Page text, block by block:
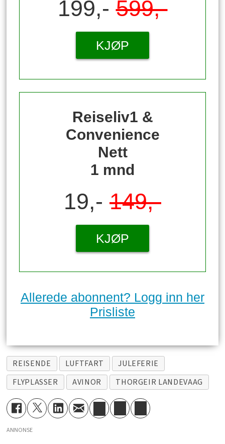
199,-599,-
KJØP
Reiseliv1 &
Convenience
Nett
1 mnd
19,- 149,-
KJØP
Allerede abonnent? Logg inn her
Prisliste
REISENDE LUFTFART
JULEFERIE
FLYPLASSER
AVINOR THORGEIR LANDEVAAG
ANNONSE